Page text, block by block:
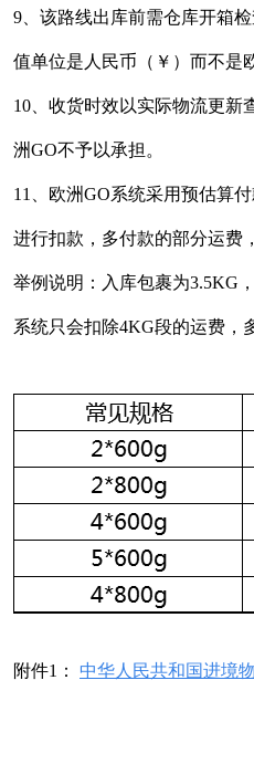
9、该路线出库前需仓库开箱
值单位是人民币（￥）而不是
10、 收货时效以实际物流更新
洲GO不予以承担。
11、欧洲GO系统采用预估算
进行扣款，多付款的部分运费
举例说明：入库包裹为3.5KG
系统只会扣除4KG段的运费，
附件1： 中华人民共和国进境